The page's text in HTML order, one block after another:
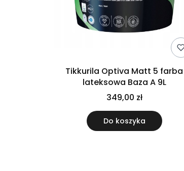
Tikkurila Optiva Matt 5 farba
lateksowa Baza A 9L
349,00 zł
Do koszyka